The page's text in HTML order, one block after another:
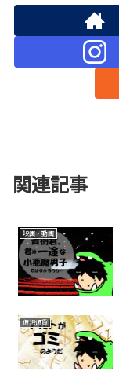
関連記事
映画・動画
仮想通貨